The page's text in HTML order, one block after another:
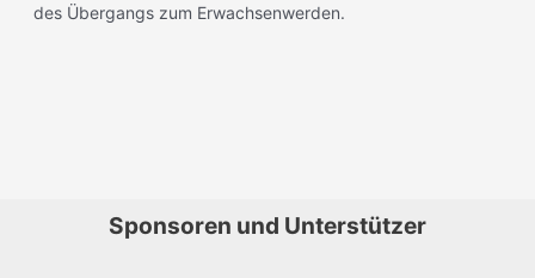
des Übergangs zum Erwachsenwerden.
Sponsoren und Unterstützer